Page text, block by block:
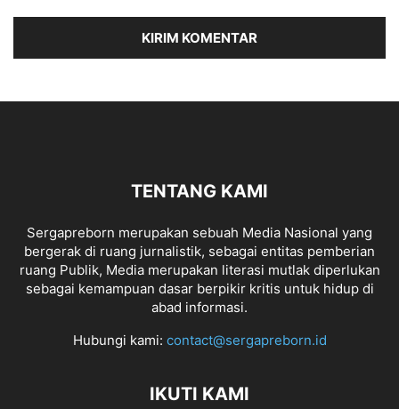
TENTANG KAMI
Sergapreborn merupakan sebuah Media Nasional yang
bergerak di ruang jurnalistik, sebagai entitas pemberian
ruang Publik, Media merupakan literasi mutlak diperlukan
sebagai kemampuan dasar berpikir kritis untuk hidup di
abad informasi.
Hubungi kami: contact@sergapreborn.id
IKUTI KAMI